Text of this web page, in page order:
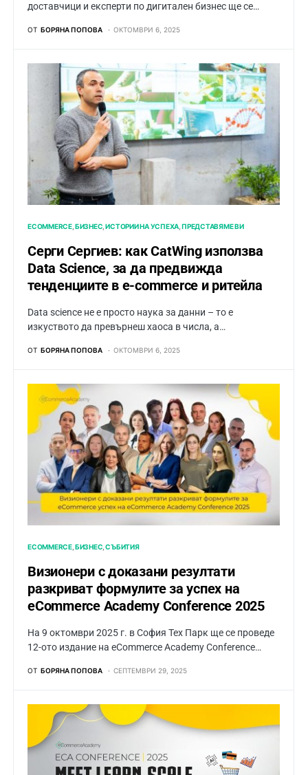
доставчици и експерти по дигитален бизнес ще се…
ОТ БОРЯНА ПОПОВА ОКТОМВРИ 6, 2025
ECOMMERCE БИЗНЕС ИСТОРИИ НА УСПЕХА ПРЕДСТАВЯМЕ ВИ
Серги Сергиев: как CatWing използва
Data Science, за да предвижда
тенденциите в e-commerce и ритейла
Data science не е просто наука за данни – то е
изкуството да превърнеш хаоса в числа, а…
ОТ БОРЯНА ПОПОВА ОКТОМВРИ 6, 2025
ECOMMERCE БИЗНЕС СЪБИТИЯ
Визионери с доказани резултати
разкриват формулите за успех на
eCommerce Academy Conference 2025
На 9 октомври 2025 г. в София Тех Парк ще се проведе
12-ото издание на eCommerce Academy Conference…
ОТ БОРЯНА ПОПОВА СЕПТЕМВРИ 29, 2025